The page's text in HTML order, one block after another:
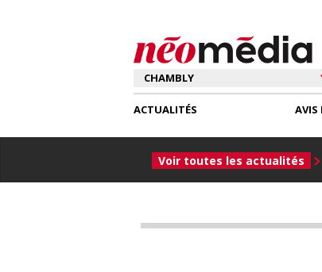
ACTUALITÉS
Voir toutes les actualités
AVIS